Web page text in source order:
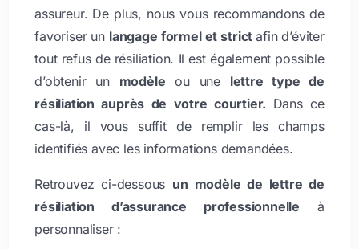
assureur. De plus, nous vous recommandons de
favoriser un langage formel et strictafin d’éviter
tout refus de résiliation. Il est également possible
d’obtenir un modèle ou une lettre type de
résiliation auprès de votre courtier. Dans ce
cas-là, il vous suffit de remplir les champs
identifiés avec les informations demandées.
Retrouvez ci-dessous un modèle de lettre de
résiliation d’assurance professionnelle à
personnaliser :